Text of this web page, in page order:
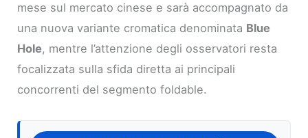
mese sul mercato cinese e sarà accompagnato da
una nuova variante cromatica denominata Blue
Hole, mentre l’attenzione degli osservatori resta
focalizzata sulla sfida diretta ai principali
concorrenti del segmento foldable.